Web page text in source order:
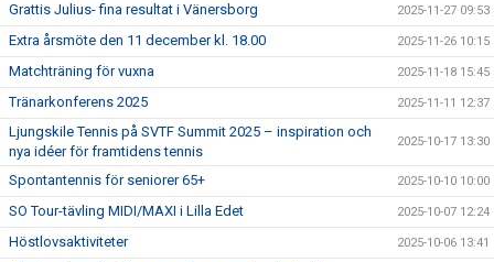
Grattis Julius- fina resultat i Vänersborg 2025-11-27 09:53
Extra årsmöte den 11 december kl. 18.00 2025-11-26 10:15
Matchträning för vuxna 2025-11-18 15:45
Tränarkonferens 2025 2025-11-11 12:37
Ljungskile Tennis på SVTF Summit 2025 – inspiration och
nya idéer för framtidens tennis
2025-10-17 13:30
Spontantennis för seniorer 65+ 2025-10-10 10:00
SO Tour-tävling MIDI/MAXI i Lilla Edet 2025-10-07 12:24
Höstlovsaktiviteter 2025-10-06 13:41